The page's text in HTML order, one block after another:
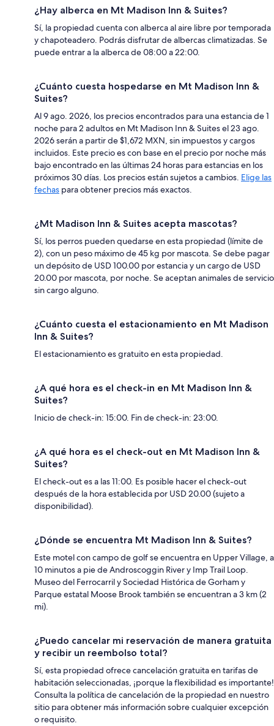
¿Hay alberca en Mt Madison Inn & Suites?
Sí, la propiedad cuenta con alberca al aire libre por temporada
y chapoteadero. Podrás disfrutar de albercas climatizadas. Se
puede entrar a la alberca de 08:00 a 22:00.
¿Cuánto cuesta hospedarse en Mt Madison Inn &
Suites?
Al 9 ago. 2026, los precios encontrados para una estancia de 1
noche para 2 adultos en Mt Madison Inn & Suites el 23 ago.
2026 serán a partir de $1,672 MXN, sin impuestos y cargos
incluidos. Este precio es con base en el precio por noche más
bajo encontrado en las últimas 24 horas para estancias en los
próximos 30 días. Los precios están sujetos a cambios. Elige las
fechas para obtener precios más exactos.
¿Mt Madison Inn & Suites acepta mascotas?
Sí, los perros pueden quedarse en esta propiedad (límite de
2), con un peso máximo de 45 kg por mascota. Se debe pagar
un depósito de USD 100.00 por estancia y un cargo de USD
20.00 por mascota, por noche. Se aceptan animales de servicio
sin cargo alguno.
¿Cuánto cuesta el estacionamiento en Mt Madison
Inn & Suites?
El estacionamiento es gratuito en esta propiedad.
¿A qué hora es el check-in en Mt Madison Inn &
Suites?
Inicio de check-in: 15:00. Fin de check-in: 23:00.
¿A qué hora es el check-out en Mt Madison Inn &
Suites?
El check-out es a las 11:00. Es posible hacer el check-out
después de la hora establecida por USD 20.00 (sujeto a
disponibilidad).
¿Dónde se encuentra Mt Madison Inn & Suites?
Este motel con campo de golf se encuentra en Upper Village, a
10 minutos a pie de Androscoggin River y Imp Trail Loop.
Museo del Ferrocarril y Sociedad Histórica de Gorham y
Parque estatal Moose Brook también se encuentran a 3 km (2
mi).
¿Puedo cancelar mi reservación de manera gratuita
y recibir un reembolso total?
Sí, esta propiedad ofrece cancelación gratuita en tarifas de
habitación seleccionadas, ¡porque la flexibilidad es importante!
Consulta la política de cancelación de la propiedad en nuestro
sitio para obtener más información sobre cualquier excepción
o requisito.